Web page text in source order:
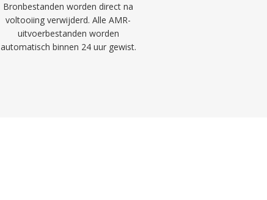
Bronbestanden worden direct na
voltooiing verwijderd. Alle AMR-
uitvoerbestanden worden
automatisch binnen 24 uur gewist.